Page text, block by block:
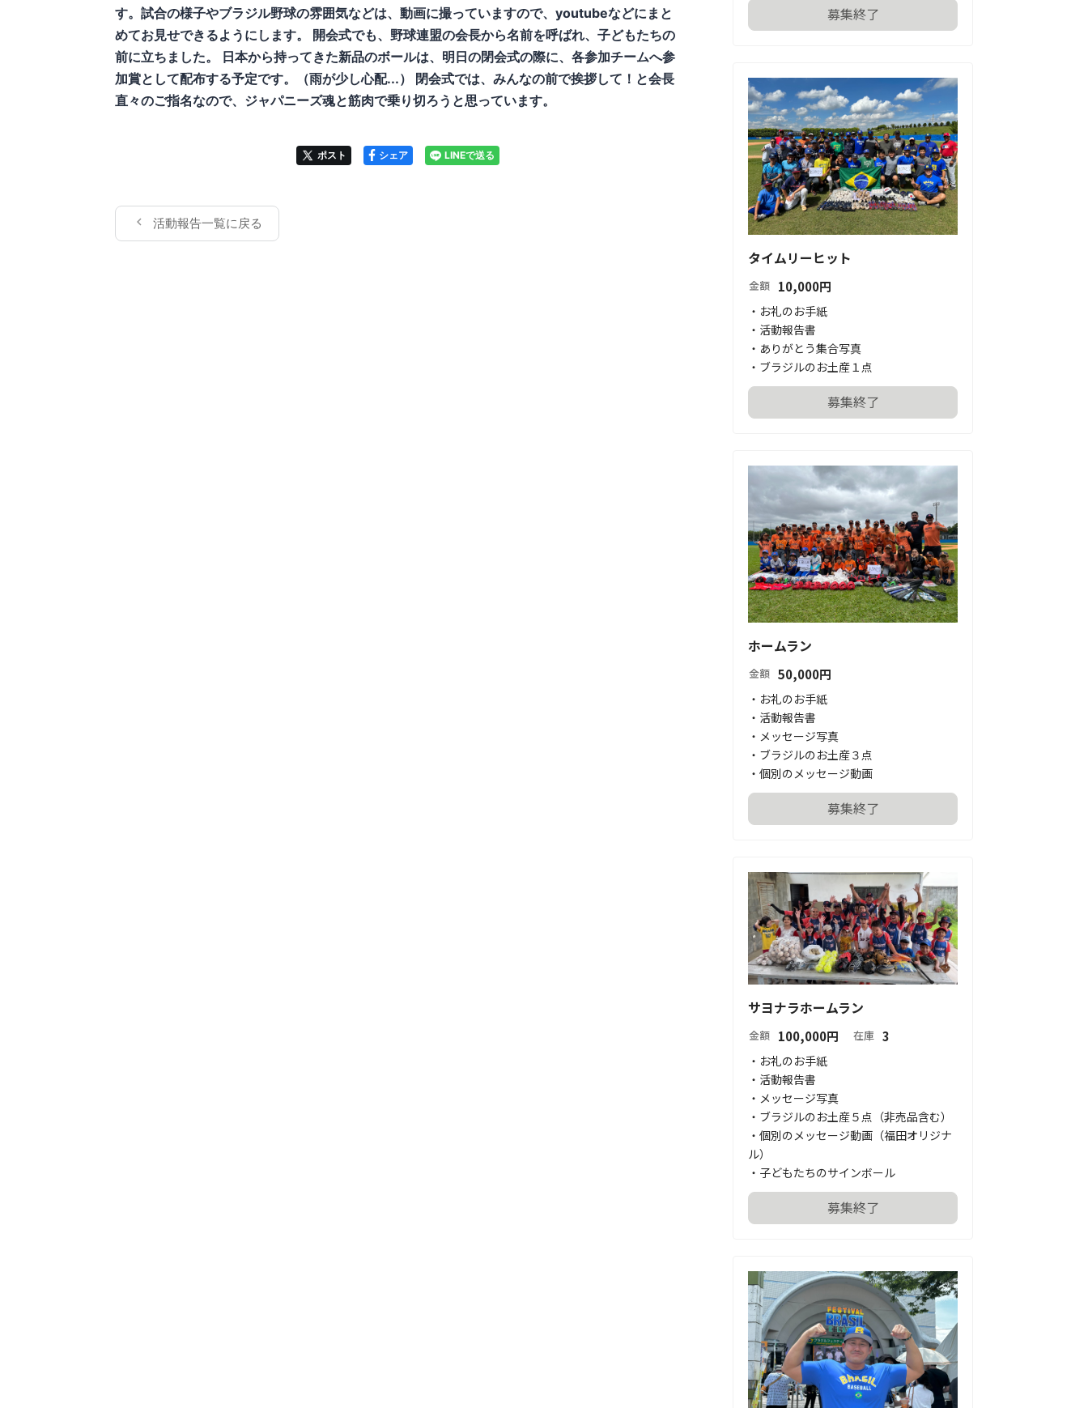
す。試合の様子やブラジル野球の雰囲気などは、動画に撮っていますので、youtubeなどにまと
めてお見せできるようにします。 開会式でも、野球連盟の会長から名前を呼ばれ、子どもたちの
前に立ちました。 日本から持ってきた新品のボールは、明日の閉会式の際に、各参加チームへ参
加賞として配布する予定です。（雨が少し心配...） 閉会式では、みんなの前で挨拶して！と会長
直々のご指名なので、ジャパニーズ魂と筋肉で乗り切ろうと思っています。
ポスト シェア LINEで送る
活動報告一覧に戻る
募集終了
タイムリーヒット
金額 10,000円
・お礼のお手紙
・活動報告書
・ありがとう集合写真
・ブラジルのお土産１点
募集終了
ホームラン
金額 50,000円
・お礼のお手紙
・活動報告書
・メッセージ写真
・ブラジルのお土産３点
・個別のメッセージ動画
募集終了
サヨナラホームラン
金額 100,000円 在庫 3
・お礼のお手紙
・活動報告書
・メッセージ写真
・ブラジルのお土産５点（非売品含む）
・個別のメッセージ動画（福田オリジナ
ル）
・子どもたちのサインボール
募集終了